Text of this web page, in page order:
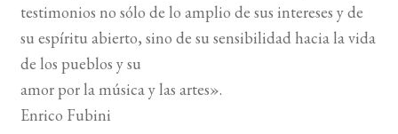
testimonios no sólo de lo amplio de sus intereses y de
su espíritu abierto, sino de su sensibilidad hacia la vida
de los pueblos y su
amor por la música y las artes».
Enrico Fubini